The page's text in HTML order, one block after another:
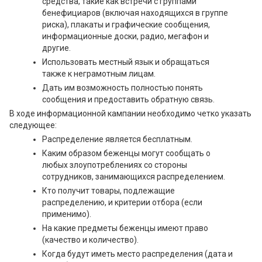
бенефициаров (включая находящихся в группе
риска), плакаты и графические сообщения,
информационные доски, радио, мегафон и
другие.
Использовать местный язык и обращаться
также к неграмотным лицам.
Дать им возможность полностью понять
сообщения и предоставить обратную связь.
В ходе информационной кампании необходимо четко указать
следующее:
Распределение является бесплатным.
Каким образом беженцы могут сообщать о
любых злоупотреблениях со стороны
сотрудников, занимающихся распределением.
Кто получит товары, подлежащие
распределению, и критерии отбора (если
применимо).
На какие предметы беженцы имеют право
(качество и количество).
Когда будут иметь место распределения (дата и